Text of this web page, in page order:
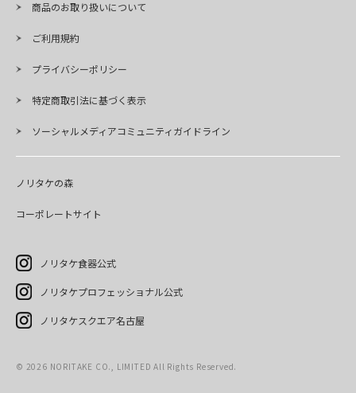
商品のお取り扱いについて
ご利用規約
プライバシーポリシー
特定商取引法に基づく表示
ソーシャルメディアコミュニティガイドライン
ノリタケの森
コーポレートサイト
ノリタケ食器公式
ノリタケプロフェッショナル公式
ノリタケスクエア名古屋
© 2026 NORITAKE CO., LIMITED All Rights Reserved.